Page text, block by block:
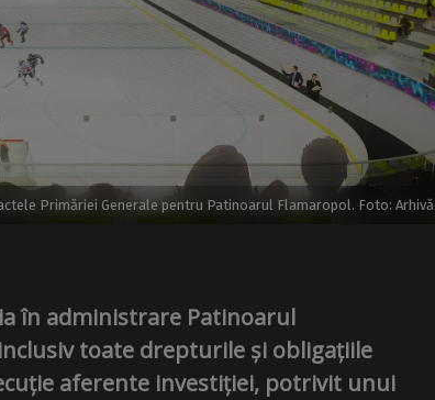
Primăriei Generale pentru Patinoarul Flamaropol. Foto: Arhivă
în administrare Patinoarul
toate drepturile și obligațiile
aferente investiției, potrivit unui